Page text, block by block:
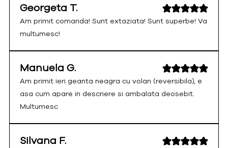
Georgeta T.
Am primit comanda! Sunt extaziata! Sunt superbe! Va
multumesc!
Manuela G.
Am primit ieri geanta neagra cu volan (reversibila), e
asa cum apare in descriere si ambalata deosebit.
Multumesc
Silvana F.